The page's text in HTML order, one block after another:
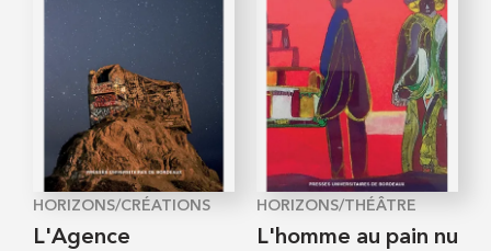
HORIZONS/CRÉATIONS
L'Agence
HORIZONS/THÉÂTRE
L'homme au pain nu